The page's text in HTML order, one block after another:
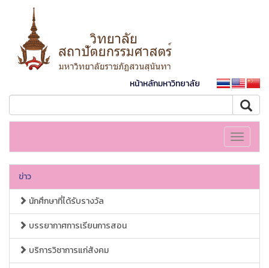
หน้าหลักมหาวิทยาลัย
Toggle
ข่าว
นักศึกษาที่ได้รับรางวัล
บรรยากาศการเรียนการสอน
บริการวิชาการแก่สังคม